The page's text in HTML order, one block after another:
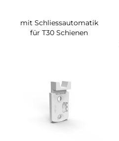
mit Schliessautomatik
für T30 Schienen